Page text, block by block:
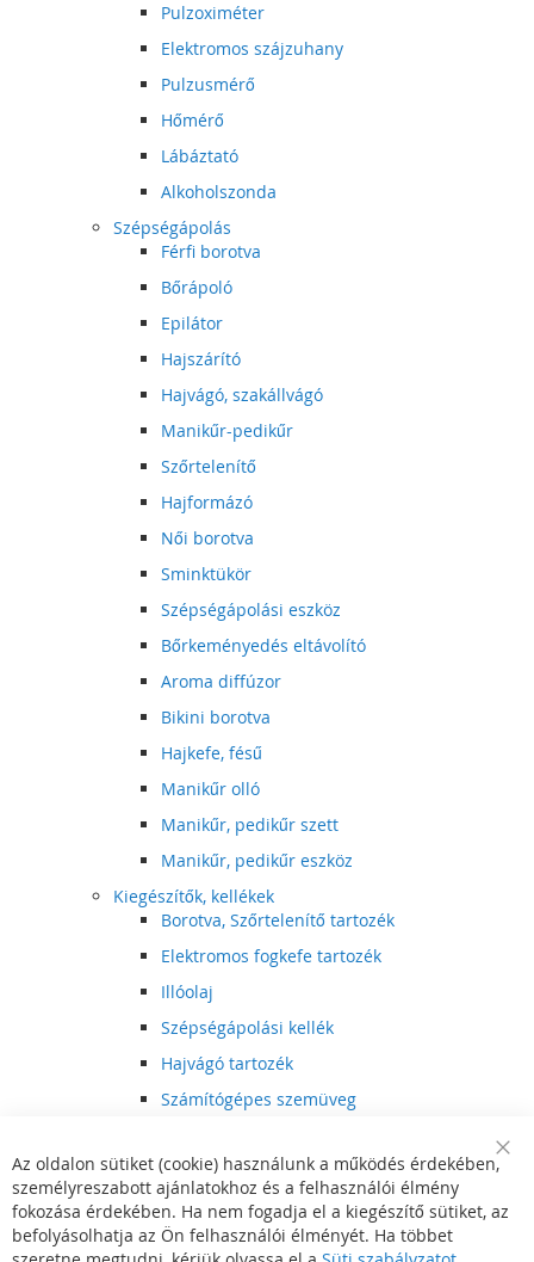
Pulzoximéter
Elektromos szájzuhany
Pulzusmérő
Hőmérő
Lábáztató
Alkoholszonda
Szépségápolás
Férfi borotva
Bőrápoló
Epilátor
Hajszárító
Hajvágó, szakállvágó
Manikűr-pedikűr
Szőrtelenítő
Hajformázó
Női borotva
Sminktükör
Szépségápolási eszköz
Bőrkeményedés eltávolító
Aroma diffúzor
Bikini borotva
Hajkefe, fésű
Manikűr olló
Manikűr, pedikűr szett
Manikűr, pedikűr eszköz
Kiegészítők, kellékek
Borotva, Szőrtelenítő tartozék
Elektromos fogkefe tartozék
Illóolaj
Szépségápolási kellék
Hajvágó tartozék
Számítógépes szemüveg
Hajvágó kiegészítő
Szórakoztató elektronika
Multimédia
DVD, BluRay lejátszó
Bar
Az oldalon sütiket (cookie) használunk a működés érdekében,
személyreszabott ajánlatokhoz és a felhasználói élmény
fokozása érdekében. Ha nem fogadja el a kiegészítő sütiket, az
befolyásolhatja az Ön felhasználói élményét. Ha többet